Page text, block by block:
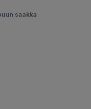
saakka